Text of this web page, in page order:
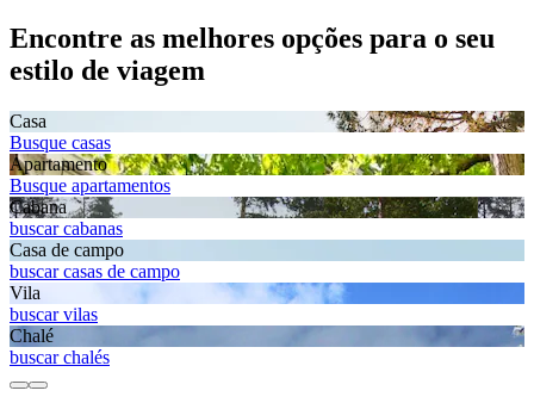
Encontre as melhores opções para o seu
estilo de viagem
Casa
Busque casas
Apartamento
Busque apartamentos
Cabana
buscar cabanas
Casa de campo
buscar casas de campo
Vila
buscar vilas
Chalé
buscar chalés